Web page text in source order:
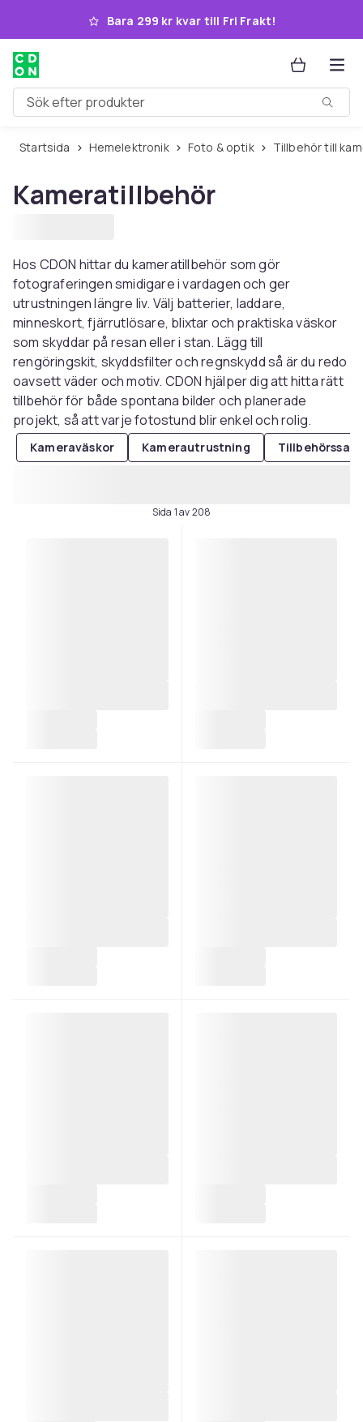
Hoppa till huvudinnehållet
Bara 299 kr kvar till Fri Frakt!
Sök efter produkter
Startsida Hemelektronik Foto & optik Tillbehör till
Kameratillbehör
Hos CDON hittar du kameratillbehör som gör
fotograferingen smidigare i vardagen och ger
utrustningen längre liv. Välj batterier, laddare,
minneskort, fjärrutlösare, blixtar och praktiska väskor
som skyddar på resan eller i stan. Lägg till
rengöringskit, skyddsfilter och regnskydd så är du redo
oavsett väder och motiv. CDON hjälper dig att hitta rätt
tillbehör för både spontana bilder och planerade
projekt, så att varje fotostund blir enkel och rolig.
Kameraväskor Kamerautrustning
Sida 1 av 208